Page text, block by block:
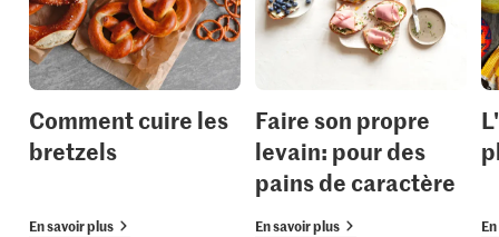
Comment cuire les
bretzels
En savoir plus
Faire son propre
levain: pour des
pains de caractère
En savoir plus